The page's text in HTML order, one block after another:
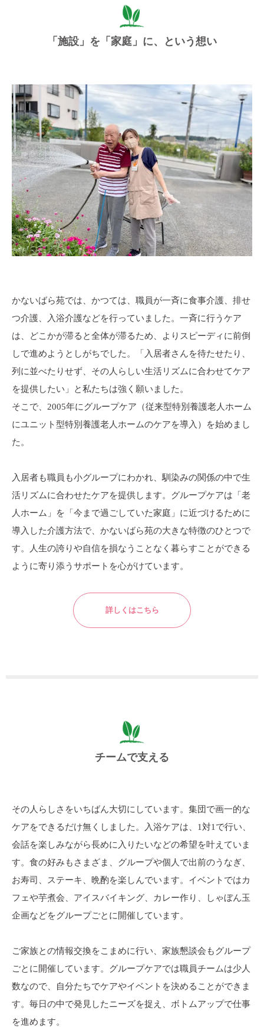
「施設」を「家庭」に、という想い
かないばら苑では、かつては、職員が一斉に食事介護、排せ
つ介護、入浴介護などを行っていました。一斉に行うケア
は、どこかが滞ると全体が滞るため、よりスピーディに前倒
しで進めようとしがちでした。「入居者さんを待たせたり、
列に並べたりせず、その人らしい生活リズムに合わせてケア
を提供したい」と私たちは強く願いました。
そこで、2005年にグループケア（従来型特別養護老人ホーム
にユニット型特別養護老人ホームのケアを導入）を始めまし
た。
入居者も職員も小グループにわかれ、馴染みの関係の中で生
活リズムに合わせたケアを提供します。グループケアは「老
人ホーム」を「今まで過ごしていた家庭」に近づけるために
導入した介護方法で、かないばら苑の大きな特徴のひとつで
す。人生の誇りや自信を損なうことなく暮らすことができる
ように寄り添うサポートを心がけています。
詳しくはこちら
チームで支える
その人らしさをいちばん大切にしています。集団で画一的な
ケアをできるだけ無くしました。入浴ケアは、1対1で行い、
会話を楽しみながら長めに入りたいなどの希望を叶えていま
す。食の好みもさまざま、グループや個人で出前のうなぎ、
お寿司、ステーキ、晩酌を楽しんでいます。イベントではカ
フェや芋煮会、アイスバイキング、カレー作り、しゃぼん玉
企画などをグループごとに開催しています。
ご家族との情報交換をこまめに行い、家族懇談会もグループ
ごとに開催しています。グループケアでは職員チームは少人
数なので、自分たちでケアやイベントを決めることができま
す。毎日の中で発見したニーズを捉え、ボトムアップで仕事
を進めます。